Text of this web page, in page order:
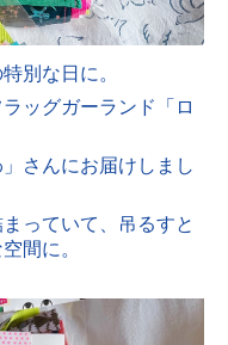
別な日に。
ッグガーランド「 ロ
さんにお届けしまし
っていて、吊るすと
間に。